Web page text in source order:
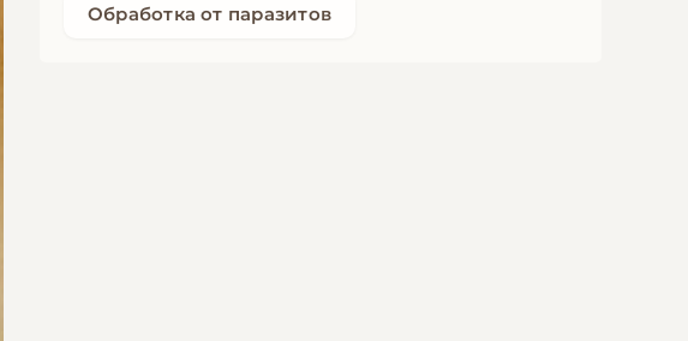
Обработка от паразитов